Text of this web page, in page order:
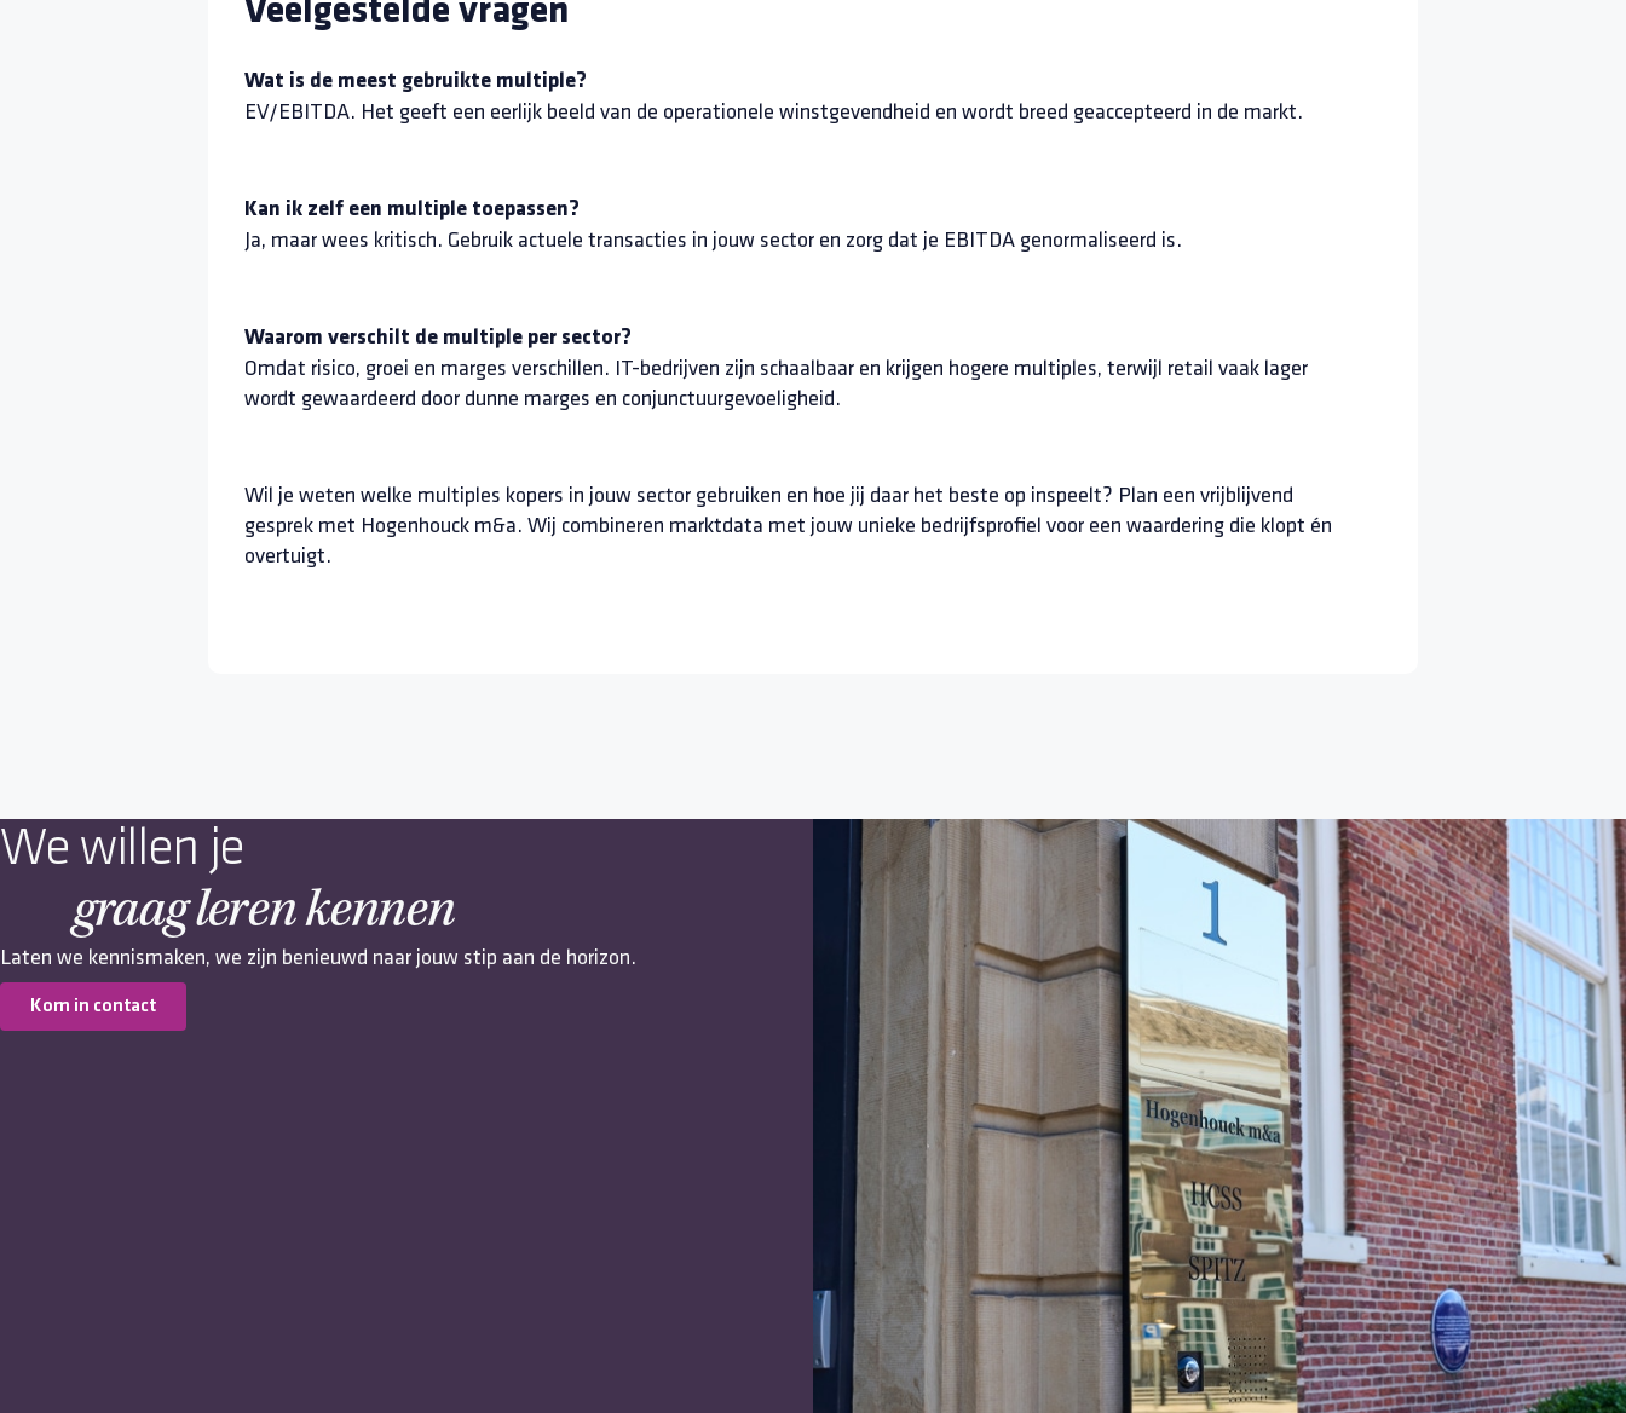
Veelgestelde vragen
Wat is de meest gebruikte multiple?
EV/EBITDA. Het geeft een eerlijk beeld van de operationele winstgevendheid en wordt breed geaccepteerd in de markt.
Kan ik zelf een multiple toepassen?
Ja, maar wees kritisch. Gebruik actuele transacties in jouw sector en zorg dat je EBITDA genormaliseerd is.
Waarom verschilt de multiple per sector?
Omdat risico, groei en marges verschillen. IT-bedrijven zijn schaalbaar en krijgen hogere multiples, terwijl retail vaak lager
wordt gewaardeerd door dunne marges en conjunctuurgevoeligheid.
Wil je weten welke multiples kopers in jouw sector gebruiken en hoe jij daar het beste op inspeelt? Plan een vrijblijvend
gesprek met Hogenhouck m&a. Wij combineren marktdata met jouw unieke bedrijfsprofiel voor een waardering die klopt én
overtuigt.
We willen je
graag leren kennen
Laten we kennismaken, we zijn benieuwd naar jouw stip aan de horizon.
Kom in contact